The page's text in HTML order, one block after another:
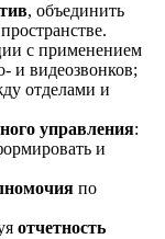
, объединить
с применением
и видеозвонков;
отделами и
управления:
и
по
отчетность